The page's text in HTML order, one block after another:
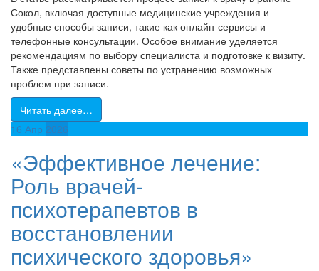
Сокол, включая доступные медицинские учреждения и
удобные способы записи, такие как онлайн-сервисы и
телефонные консультации. Особое внимание уделяется
рекомендациям по выбору специалиста и подготовке к визиту.
Также представлены советы по устранению возможных
проблем при записи.
Читать далее…
16 Апр 2026
«Эффективное лечение:
Роль врачей-
психотерапевтов в
восстановлении
психического здоровья»